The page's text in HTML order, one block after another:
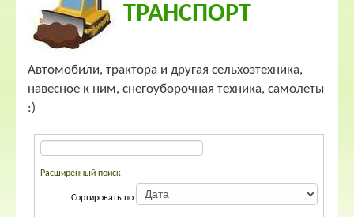
ТРАНСПОРТ
Автомобили, трактора и другая сельхозтехника,
навесное к ним, снегоуборочная техника, самолеты
:)
Расширенный поиск
Сортировать по